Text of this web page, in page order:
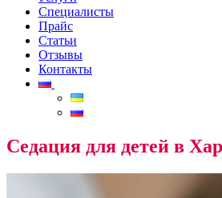
Специалисты
Прайс
Статьи
Отзывы
Контакты
Седация для детей в